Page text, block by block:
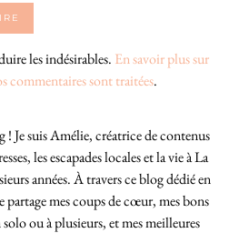
les indésirables. En savoir plus sur
commentaires sont traitées.
Je suis Amélie, créatrice de contenus
les escapades locales et la vie à La
années. À travers ce blog dédié en
partage mes coups de cœur, mes bons
solo ou à plusieurs, et mes meilleures